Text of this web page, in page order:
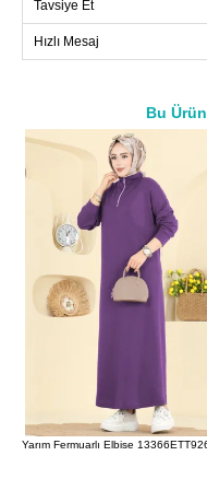
44
50
52
Tavsiye Et
Hızlı Mesaj
Bu
a>
Yarım Fermuarlı Elbise